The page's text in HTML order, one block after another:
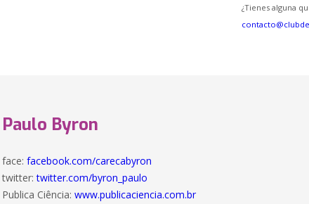
¿Tienes alguna
Paulo Byron
face:facebook.com/carecabyron
twitter:twitter.com/byron_paulo
Publica Ciência:www.publicaciencia.com.br